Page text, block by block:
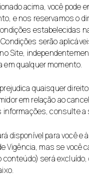
acima, você pode
e nos reservamos o
estabelecidas
serão
Site,
em qualquer momento.
quaisquer
em relação ao
informações, consulte a
disponível para você e
Vigência, mas se você
conteúdo) será